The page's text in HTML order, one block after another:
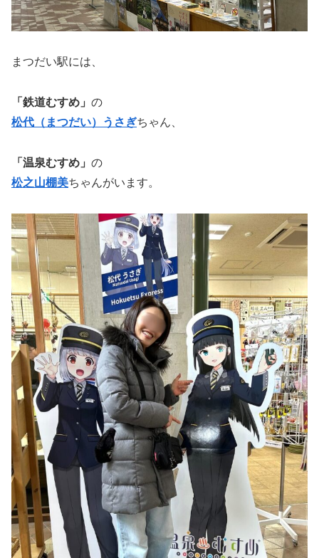
まつだい駅には、
「鉄道むすめ」 の
松代（まつだい）うさぎちゃん、
「温泉むすめ」 の
松之山棚美ちゃんがいます。